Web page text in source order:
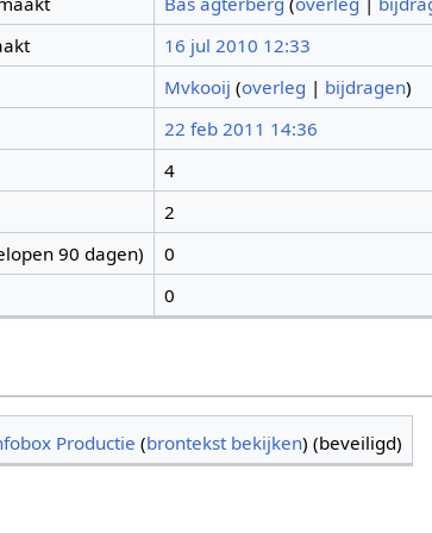
16 jul 2010 12:33
Mvkooij (overleg | bijdragen)
22 feb 2011 14:36
4
2
90 dagen)
0
0
Productie (brontekst bekijken) (beveiligd)